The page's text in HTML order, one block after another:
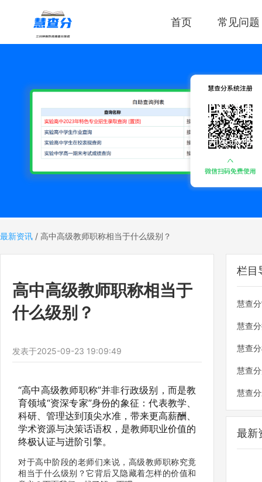
首页 常见问题
快
快速制作
分成绩，
最新资讯 / 高中高级教师职称相当于什么级别？
高中高级教师职称相当于
什么级别？
发表于2025-09-23 19:09:49
“高中高级教师职称”并非行政级别，而是教
育领域“资深专家”身份的象征：代表教学、
科研、管理达到顶尖水准，带来更高薪酬、
学术资源与决策话语权，是教师职业价值的
终极认证与进阶引擎。
对于高中阶段的老师们来说，高级教师职称究竟
相当于什么级别？它背后又隐藏着怎样的价值和
栏目
慧查
慧查
慧查
慧查
慧查
最新